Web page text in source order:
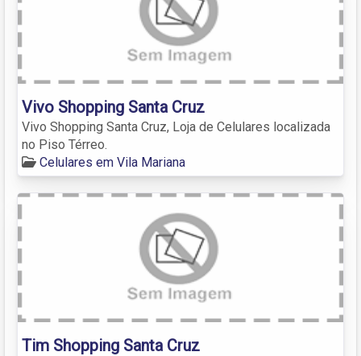
Vivo Shopping Santa Cruz
Vivo Shopping Santa Cruz, Loja de Celulares localizada
no Piso Térreo.
Celulares em Vila Mariana
Tim Shopping Santa Cruz